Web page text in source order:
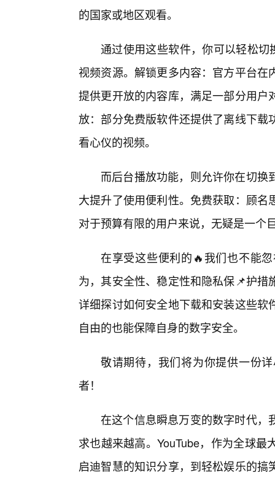
的国家或地区观看。
通过使用这些软件，你可以轻松切
视频资源。解锁更多内容：官方平台
提供更开放的内容库，满足一部分用
放：部分免费版软件还提供了离线下
看心仪的视频。
而后台播放功能，则允许你在切
大提升了使用便利性。免费获取：顾
对于预算有限的用户来说，无疑是一个
在享受这些便利的🔥我们也不能
为，其安全性、稳定性和隐私保📌护
详细探讨如何安全地下载和安装这些
自由的也能保障自身的数字安全。
敬请期待，我们将为你提供一份
者！
在这个信息瞬息万变的数字时代，
求也越来越高。YouTube，作为全球
启迪智慧的知识分享，到轻松娱乐的